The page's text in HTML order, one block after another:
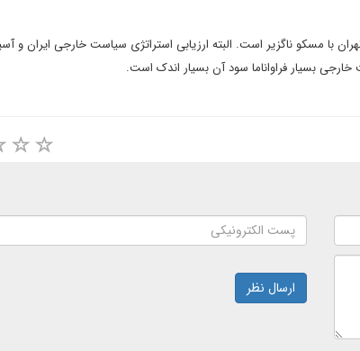
با مسکو ناگزیر است. البته ارزیابی استراتژی سیاست خارجی ایران و
بسیار فراواناما سود آنبسیار اندک است.
ارسال نظر